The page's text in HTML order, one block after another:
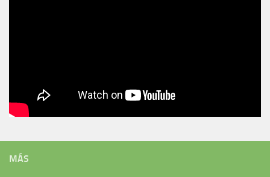
MÁS